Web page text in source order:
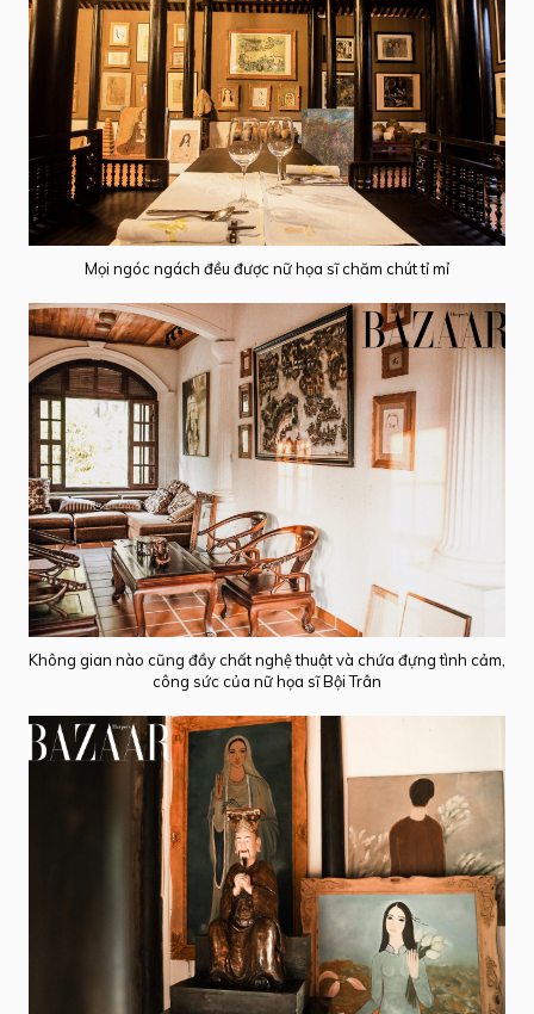
Mọi ngóc ngách đều được nữ họa sĩ chăm chút tỉ mỉ
Không gian nào cũng đầy chất nghệ thuật và chứa đựng tình cảm,
công sức của nữ họa sĩ Bội Trân